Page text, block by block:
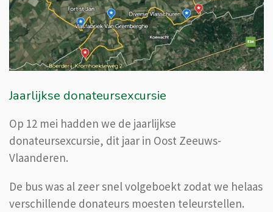
Jaarlijkse donateursexcursie
Op 12 mei hadden we de jaarlijkse
donateursexcursie, dit jaar in Oost Zeeuws-
Vlaanderen.
De bus was al zeer snel volgeboekt zodat we helaas
verschillende donateurs moesten teleurstellen.